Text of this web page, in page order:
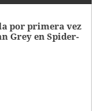
por primera vez
Grey en Spider-